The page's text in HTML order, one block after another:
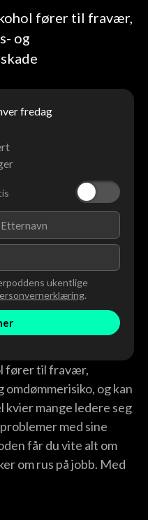
fører til fravær,
og
fredag
ukentlige
.
fører til fravær,
og kan
kvier mange ledere seg
med sine
får du vite alt om
om rus på jobb. Med